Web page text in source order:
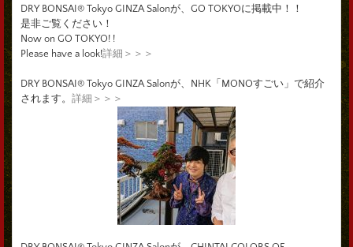
DRY BONSAI® Tokyo GINZA Salonが、GO TOKYOに掲載中！！
是非ご覧ください！
Now on GO TOKYO! !
Please have a look!詳細＞＞＞
DRY BONSAI® Tokyo GINZA Salonが、NHK「MONOすごい」で紹介
されます。 詳細＞＞＞